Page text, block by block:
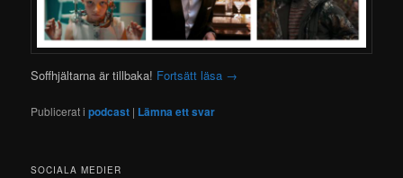
Soffhjältarna är tillbaka! Fortsätt läsa →
Publicerat i podcast | Lämna ett svar
SOCIALA MEDIER